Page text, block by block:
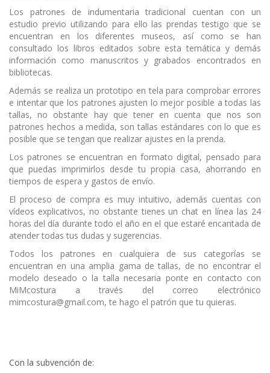
Los patrones de indumentaria tradicional cuentan con un
estudio previo utilizando para ello las prendas testigo que se
encuentran en los diferentes museos, así como se han
consultado los libros editados sobre esta temática y demás
información como manuscritos y grabados encontrados en
bibliotecas.
Además se realiza un prototipo en tela para comprobar errores
e intentar que los patrones ajusten lo mejor posible a todas las
tallas, no obstante hay que tener en cuenta que nos son
patrones hechos a medida, son tallas estándares con lo que es
posible que se tengan que realizar ajustes en la prenda.
Los patrones se encuentran en formato digital, pensado para
que puedas imprimirlos desde tu propia casa, ahorrando en
tiempos de espera y gastos de envío.
El proceso de compra es muy intuitivo, además cuentas con
vídeos explicativos, no obstante tienes un chat en línea las 24
horas del día durante todo el año en el que estaré encantada de
atender todas tus dudas y sugerencias.
Todos los patrones en cualquiera de sus categorías se
encuentran en una amplia gama de tallas, de no encontrar el
modelo deseado o la talla necesaria ponte en contacto con
MiMcostura a través del correo electrónico
mimcostura@gmail.com, te hago el patrón que tu quieras.
Con la subvención de: